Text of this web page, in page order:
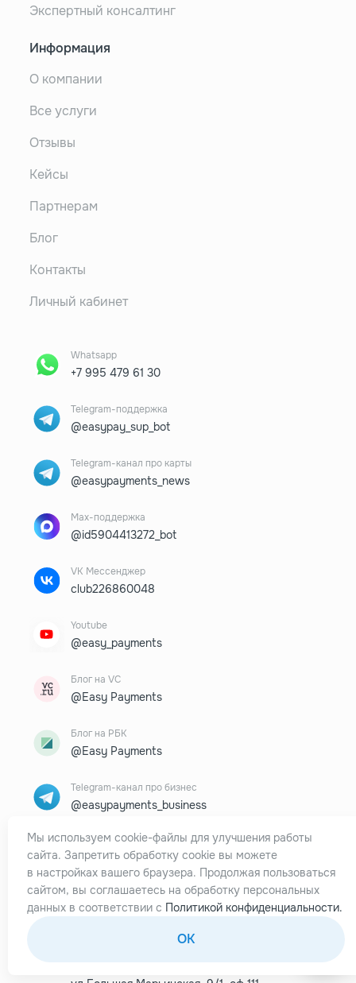
Экспертный консалтинг
Информация
О компании
Все услуги
Отзывы
Кейсы
Партнерам
Блог
Контакты
Личный кабинет
Whatsapp
+7 995 479 61 30
Telegram-поддержка
@easypay_sup_bot
Telegram-канал про карты
@easypayments_news
Max-поддержка
@id5904413272_bot
VK Мессенджер
club226860048
Youtube
@easy_payments
Блог на VC
@Easy Payments
Блог на РБК
@Easy Payments
Telegram-канал про бизнес
@easypayments_business
Электронная почта
support@easypayments.online
Сотрудничество и реклама
marketing@easypayments.online
Мы используем cookie-файлы для улучшения работы
сайта. Запретить обработку cookie вы можете
в настройках вашего браузера. Продолжая пользоваться
сайтом, вы соглашаетесь на обработку персональных
данных в соответствии с Политикой конфиденциальности.
OK